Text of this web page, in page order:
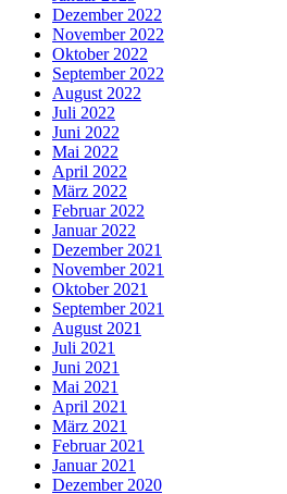
Dezember 2022
November 2022
Oktober 2022
September 2022
August 2022
Juli 2022
Juni 2022
Mai 2022
April 2022
März 2022
Februar 2022
Januar 2022
Dezember 2021
November 2021
Oktober 2021
September 2021
August 2021
Juli 2021
Juni 2021
Mai 2021
April 2021
März 2021
Februar 2021
Januar 2021
Dezember 2020